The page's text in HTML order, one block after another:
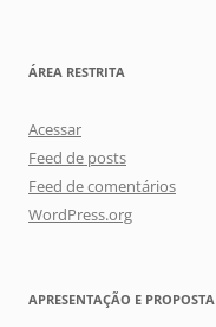
ÁREA RESTRITA
Acessar
Feed de posts
Feed de comentários
WordPress.org
APRESENTAÇÃO E PROPOSTA